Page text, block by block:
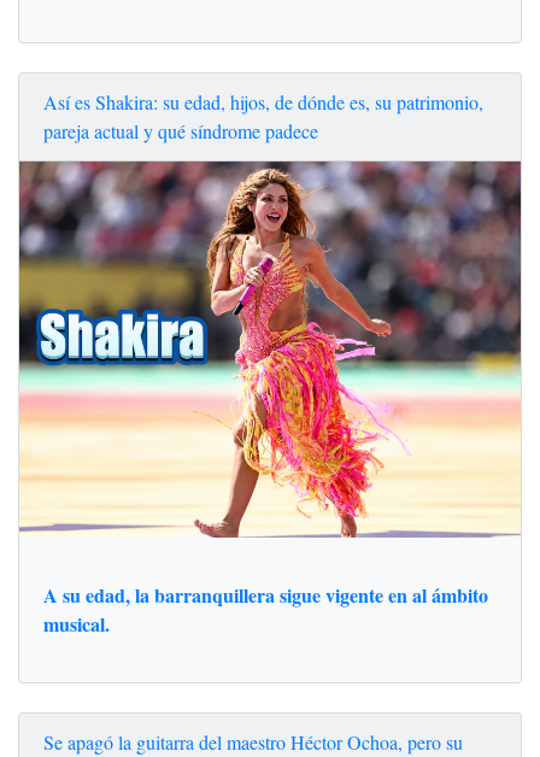
Así es Shakira: su edad, hijos, de dónde es, su patrimonio,
pareja actual y qué síndrome padece
A su edad, la barranquillera sigue vigente en al ámbito
musical.
Se apagó la guitarra del maestro Héctor Ochoa, pero su